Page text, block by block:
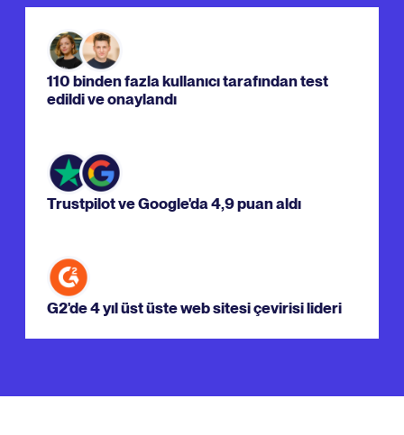
110 binden fazla kullanıcı tarafından test
edildi ve onaylandı
Trustpilot ve Google'da 4,9 puan aldı
G2'de 4 yıl üst üste web sitesi çevirisi lideri